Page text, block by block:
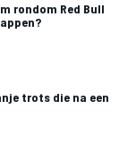
rondom Red Bull
trots die na een